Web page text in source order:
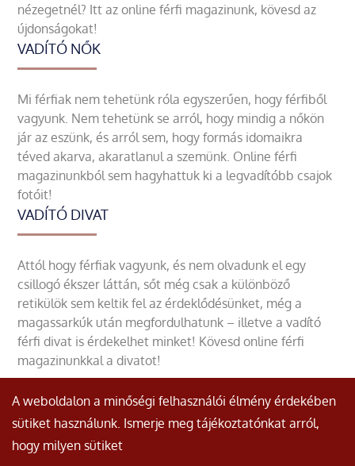
nézegetnél? Itt az online férfi magazinunk, kövesd az
újdonságokat!
VADÍTÓ NŐK
Mi férfiak nem tehetünk róla egyszerűen, hogy férfiből
vagyunk. Nem tehetünk se arról, hogy mindig a nőkön
jár az eszünk, és arról sem, hogy formás idomaikra
téved akarva, akaratlanul a szemünk. Online férfi
magazinunkból sem hagyhattuk ki a legvadítóbb csajok
fotóit!
VADÍTÓ DIVAT
Attól hogy férfiak vagyunk, és nem olvadunk el egy
csillogó ékszer láttán, sőt még csak a különböző
retikülök sem keltik fel az érdeklődésünket, még a
magassarkúk után megfordulhatunk – illetve a vadító
férfi divat is érdekelhet minket! Kövesd online férfi
magazinunkkal a divatot!
© Minden jog fenntartva.
A weboldalon a minőségi felhasználói élmény érdekében
sütiket használunk. Ismerje meg tájékoztatónkat arról,
hogy milyen sütiket